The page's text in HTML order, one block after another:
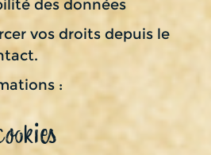
des données
vos droits depuis le
: